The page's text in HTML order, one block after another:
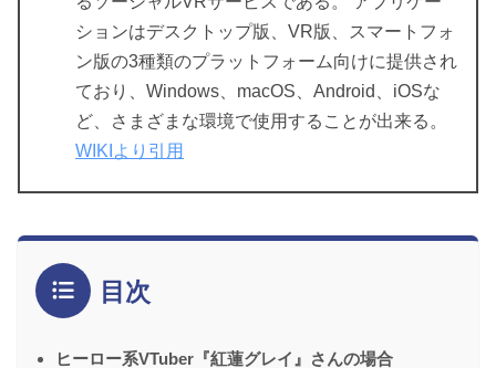
ションはデスクトップ版、VR版、スマートフォ
ン版の3種類のプラットフォーム向けに提供され
ており、Windows、macOS、Android、iOSな
ど、さまざまな環境で使用することが出来る。
WIKIより引用
目次
ヒーロー系VTuber『紅蓮グレイ』さんの場合